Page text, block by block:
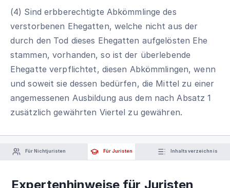
(4) Sind erbberechtigte Abkömmlinge des
verstorbenen Ehegatten, welche nicht aus der
durch den Tod dieses Ehegatten aufgelösten Ehe
stammen, vorhanden, so ist der überlebende
Ehegatte verpflichtet, diesen Abkömmlingen, wenn
und soweit sie dessen bedürfen, die Mittel zu einer
angemessenen Ausbildung aus dem nach Absatz 1
zusätzlich gewährten Viertel zu gewähren.
Für Nichtjuristen Für Juristen Inhaltsverzeichnis
Expertenhinweise für Juristen